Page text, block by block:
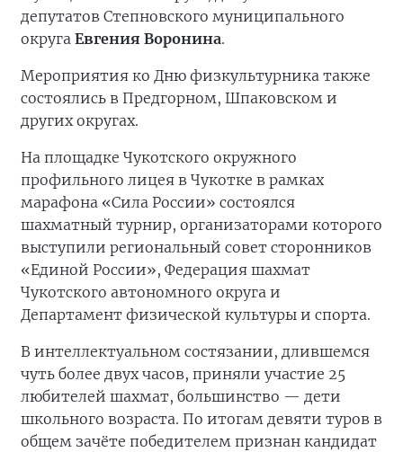
депутатов Степновского муниципального
округа Евгения Воронина.
Мероприятия ко Дню физкультурника также
состоялись в Предгорном, Шпаковском и
других округах.
На площадке Чукотского окружного
профильного лицея в Чукотке в рамках
марафона «Сила России» состоялся
шахматный турнир, организаторами которого
выступили региональный совет сторонников
«Единой России», Федерация шахмат
Чукотского автономного округа и
Департамент физической культуры и спорта.
В интеллектуальном состязании, длившемся
чуть более двух часов, приняли участие 25
любителей шахмат, большинство — дети
школьного возраста. По итогам девяти туров в
общем зачёте победителем признан кандидат